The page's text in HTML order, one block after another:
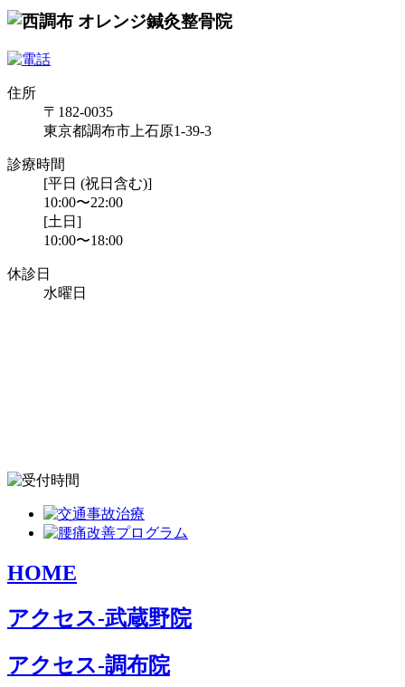
住所
〒182-0035
東京都調布市上石原1-39-3
診療時間
[平日 (祝日含む)]
10:00〜22:00
[土日]
10:00〜18:00
休診日
水曜日
HOME
アクセス-武蔵野院
アクセス-調布院